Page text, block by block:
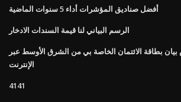
أفضل صناديق المؤشرات أداء 5 سنوات الماضية
الرسم البياني لنا قيمة السندات الادخار
بطاقة الائتمان الخاصة بي من الشرق الأوسط عبر
الإنترنت
4141